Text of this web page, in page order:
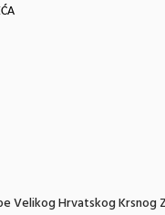
Velikog Hrvatskog Krsnog